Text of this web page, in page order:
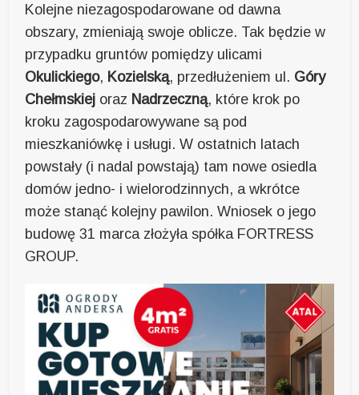
Kolejne niezagospodarowane od dawna
obszary, zmieniają swoje oblicze. Tak będzie w
przypadku gruntów pomiędzy ulicami
Okulickiego, Kozielską, przedłużeniem ul. Góry
Chełmskiej oraz Nadrzeczną, które krok po
kroku zagospodarowywane są pod
mieszkaniówkę i usługi. W ostatnich latach
powstały (i nadal powstają) tam nowe osiedla
domów jedno- i wielorodzinnych, a wkrótce
może stanąć kolejny pawilon. Wniosek o jego
budowę 31 marca złożyła spółka FORTRESS
GROUP.